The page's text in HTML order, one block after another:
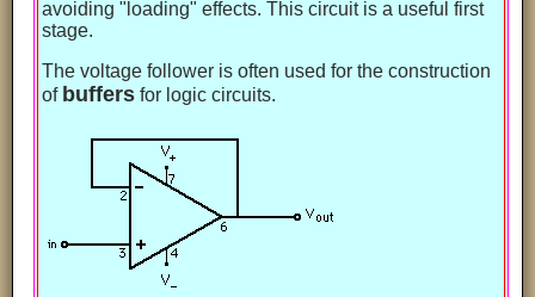
avoiding "loading" effects. This circuit is a useful first
stage.
The voltage follower is often used for the construction
of buffers for logic circuits.